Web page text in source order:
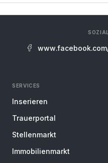
SERVICES
Inserieren
Trauerportal
Stellenmarkt
Immobilienmarkt